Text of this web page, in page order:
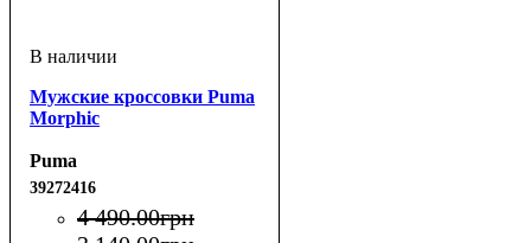
Мужские кроссовки Puma
Morphic
Puma
39272416
4 490.00грн